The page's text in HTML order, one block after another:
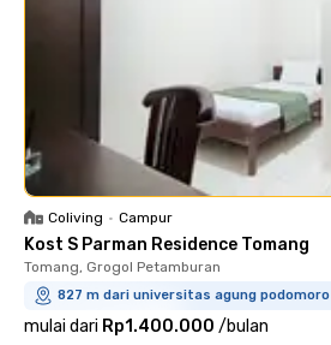
Coliving • Campur
Kost S Parman Residence Tomang
Tomang, Grogol Petamburan
827 m dari universitas agung podomoro
mulai dari Rp1.400.000 /bulan